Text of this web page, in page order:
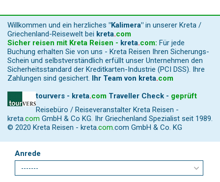
Willkommen und ein herzliches "Kalimera" in unserer Kreta /
Griechenland-Reisewelt bei kreta.com
Sicher reisen mit Kreta Reisen - kreta.com: Für jede
Buchung erhalten Sie von uns - Kreta Reisen Ihren Sicherungs-
Schein und selbstverständlich erfüllt unser Unternehmen den
Sicherheitsstandard der Kreditkarten-Industrie (PCI DSS). Ihre
Zahlungen sind gesichert. Ihr Team von kreta.com
tourvers - kreta.com Traveller Check - geprüft
Reisebüro / Reiseveranstalter Kreta Reisen -
kreta.com GmbH & Co KG. Ihr Griechenland Spezialist seit 1989.
© 2020 Kreta Reisen - kreta.com.com GmbH & Co. KG
Anrede